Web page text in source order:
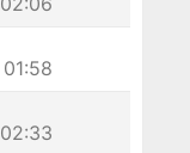
01:58
02:33